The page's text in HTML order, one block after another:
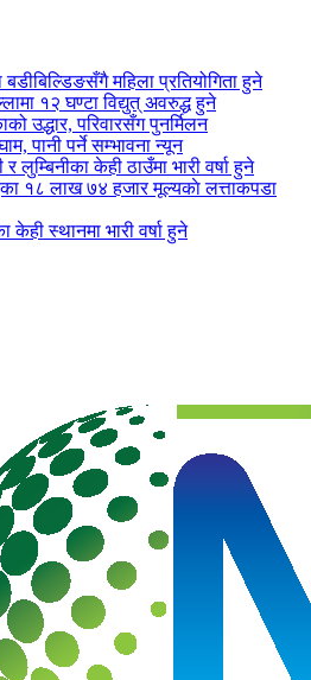
महिला प्रतियोगिता हुने
१२ घण्टा विद्युत् अवरुद्ध हुने
उद्धार, परिवारसँग पुनर्मिलन
पानी पर्ने सम्भावना न्यून
केही ठाउँमा भारी वर्षा हुने
१८ लाख ७४ हजार मूल्यकाे लत्ताकपडा
स्थानमा भारी वर्षा हुने